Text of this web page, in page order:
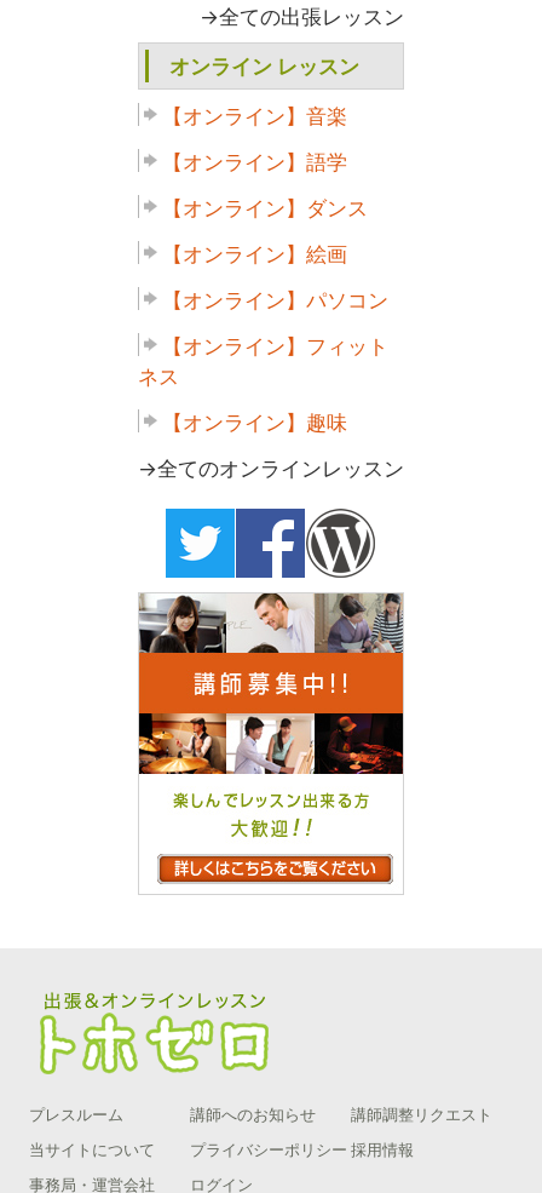
→全ての出張レッスン
オンライン レッスン
【オンライン】音楽
【オンライン】語学
【オンライン】ダンス
【オンライン】絵画
【オンライン】パソコン
【オンライン】フィット
ネス
【オンライン】趣味
→全てのオンラインレッスン
プレスルーム 講師へのお知らせ
講師調整リクエスト
当サイトについて
プライバシーポリシー 採用情報
事務局・運営会社
ログイン